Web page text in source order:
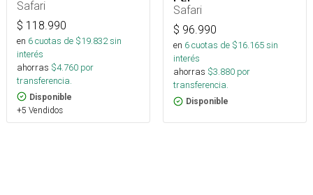
Safari
$ 118.990
en 6cuotas de $19.832sin
interés
ahorras $4.760 por
transferencia.
Disponible
+5 Vendidos
Safari
$ 96.990
en 6cuotas de $16.165sin
interés
ahorras $3.880 por
transferencia.
Disponible